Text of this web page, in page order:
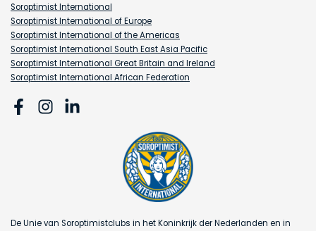
Soroptimist International
Soroptimist International of Europe
Soroptimist International of the Americas
Soroptimist International South East Asia Pacific
Soroptimist International Great Britain and Ireland
Soroptimist International African Federation
De Unie van Soroptimistclubs in het Koninkrijk der Nederlanden en in